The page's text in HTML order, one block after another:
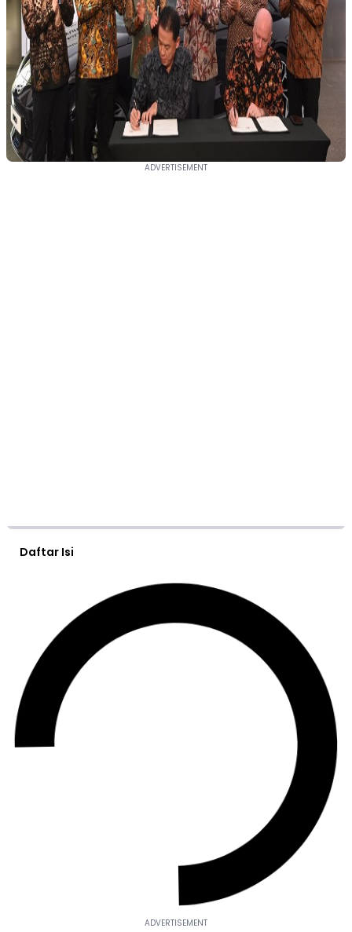
Daftar Isi